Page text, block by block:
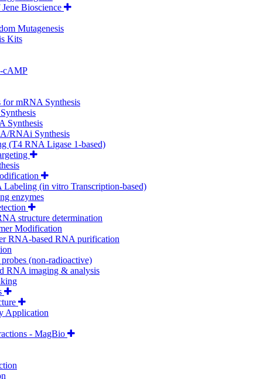
Bioscience
Mutagenesis
Kits
cAMP
for mRNA Synthesis
Synthesis
RNAi Synthesis
(T4 RNA Ligase 1-based)
Labeling (in vitro Transcription-based)
enzymes
structure determination
Modification
RNA-based RNA purification
(non-radioactive)
RNA imaging & analysis
Application
- MagBio